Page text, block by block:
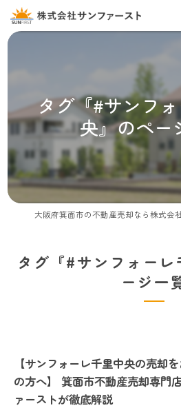
タグ『#サンフ
央』のペー
タグ『#サンフォー
ージ一
【サンフォーレ千里中央の売却
の方へ】 箕面市不動産売却専門
ァーストが徹底解説